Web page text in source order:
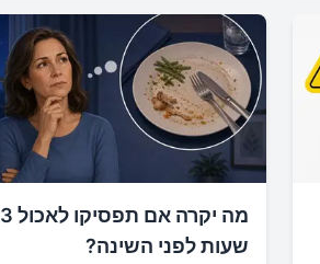
מה יקרה אם תפסיקו לאכול 3
שעות לפני השינה?